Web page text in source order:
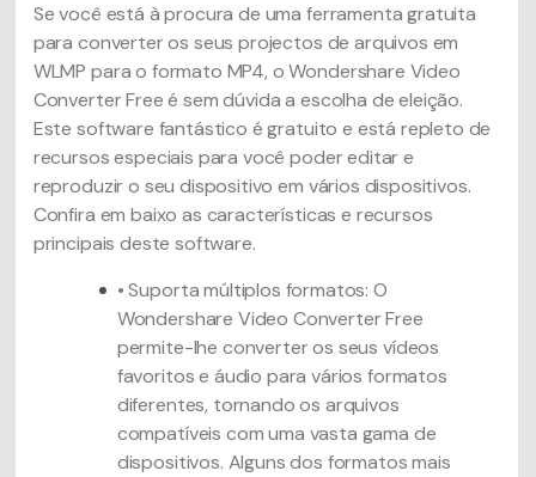
Se você está à procura de uma ferramenta gratuita
para converter os seus projectos de arquivos em
WLMP para o formato MP4, o Wondershare Video
Converter Free é sem dúvida a escolha de eleição.
Este software fantástico é gratuito e está repleto de
recursos especiais para você poder editar e
reproduzir o seu dispositivo em vários dispositivos.
Confira em baixo as características e recursos
principais deste software.
• Suporta múltiplos formatos: O
Wondershare Video Converter Free
permite-lhe converter os seus vídeos
favoritos e áudio para vários formatos
diferentes, tornando os arquivos
compatíveis com uma vasta gama de
dispositivos. Alguns dos formatos mais